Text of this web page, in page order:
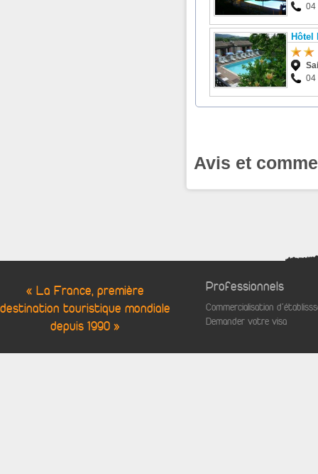
04
Hôtel
04
Avis et
« La France, première
destination touristique mondiale
depuis 1990 »
Professionnels
Commercialisation
Demander votre visa